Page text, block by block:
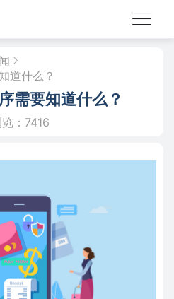
道什么？
需要知道什么？
：7416